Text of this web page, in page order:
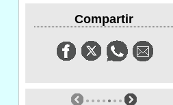
Compartir